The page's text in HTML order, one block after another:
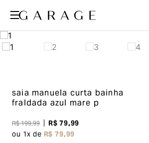
saia manuela curta bainha
fraldada azul mare p
R$199,99 R$79,99
ou 1x de R$79,99